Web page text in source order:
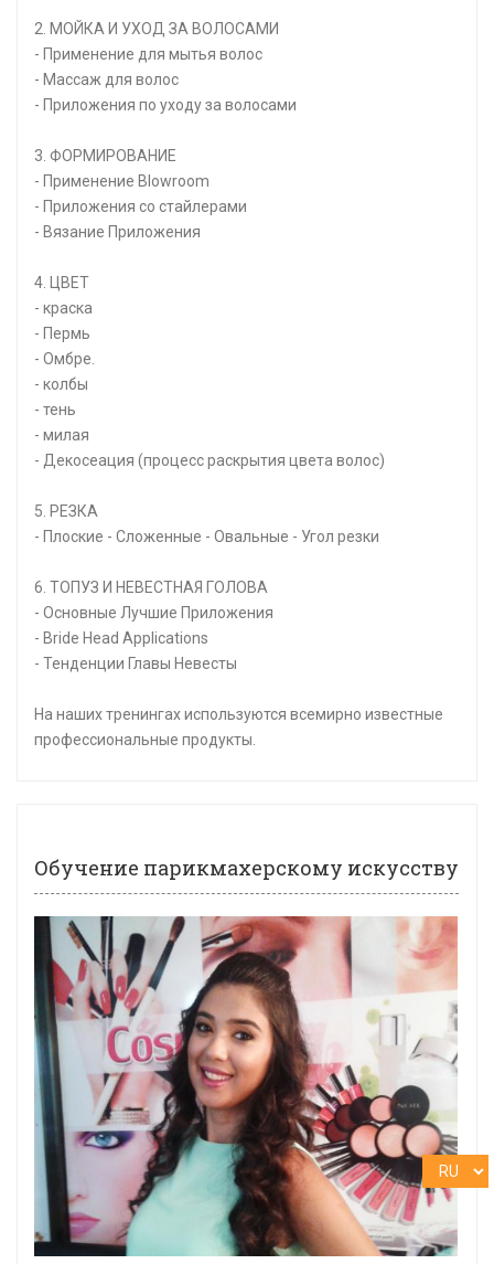
2. МОЙКА И УХОД ЗА ВОЛОСАМИ
- Применение для мытья волос
- Массаж для волос
- Приложения по уходу за волосами
3. ФОРМИРОВАНИЕ
- Применение Blowroom
- Приложения со стайлерами
- Вязание Приложения
4. ЦВЕТ
- краска
- Пермь
- Омбре.
- колбы
- тень
- милая
- Декосеация (процесс раскрытия цвета волос)
5. РЕЗКА
- Плоские - Сложенные - Овальные - Угол резки
6. ТОПУЗ И НЕВЕСТНАЯ ГОЛОВА
- Основные Лучшие Приложения
- Bride Head Applications
- Тенденции Главы Невесты
На наших тренингах используются всемирно известные
профессиональные продукты.
Обучение парикмахерскому искусству